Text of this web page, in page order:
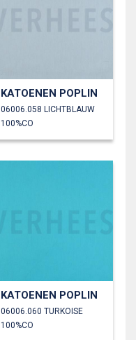
KATOENEN POPLIN
06006.058 LICHTBLAUW
100%CO
KATOENEN POPLIN
06006.060 TURKOISE
100%CO